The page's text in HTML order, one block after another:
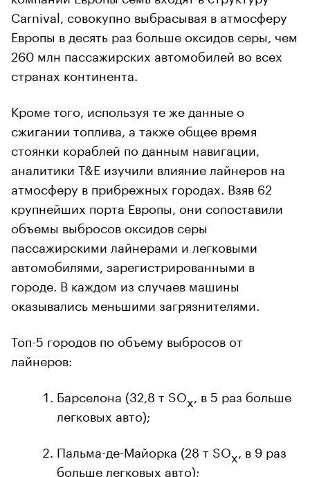
Carnival, совокупно выбрасывая в атмосферу
Европы в десять раз больше оксидов серы, чем
260 млн пассажирских автомобилей во всех
странах континента.
Кроме того, используя те же данные о
сжигании топлива, а также общее время
стоянки кораблей по данным навигации,
аналитики T&E изучили влияние лайнеров на
атмосферу в прибрежных городах. Взяв 62
крупнейших порта Европы, они сопоставили
объемы выбросов оксидов серы
пассажирскими лайнерами и легковыми
автомобилями, зарегистрированными в
городе. В каждом из случаев машины
оказывались меньшими загрязнителями.
Топ-5 городов по объему выбросов от
лайнеров:
Барселона (32,8 т SOx , в 5 раз больше
легковых авто);
Пальма-де-Майорка (28 т SOx , в 9 раз
больше легковых авто);